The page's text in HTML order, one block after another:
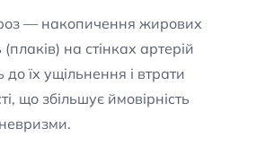
— накопичення жирових
на стінках артерій
їх ущільнення і втрати
що збільшує ймовірність